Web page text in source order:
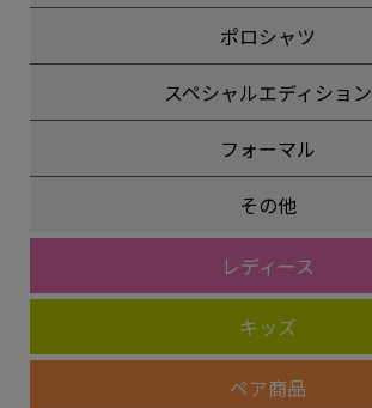
ポロシャツ
スペシャルエディション
フォーマル
その他
レディース
キッズ
ペア商品